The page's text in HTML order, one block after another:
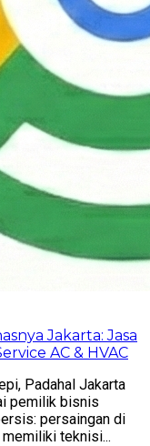
Jakarta: Jasa
AC & HVAC
Padahal Jakarta
pemilik bisnis
persaingan di
memiliki teknisi...